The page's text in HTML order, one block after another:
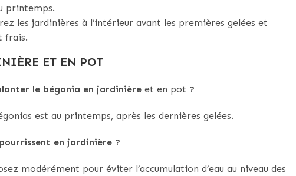
printemps.
les jardinières à l’intérieur avant les premières gelées et
frais.
ET EN POT
le bégonia en jardinière et en pot ?
est au printemps, après les dernières gelées.
en jardinière ?
modérément pour éviter l’accumulation d’eau au niveau des